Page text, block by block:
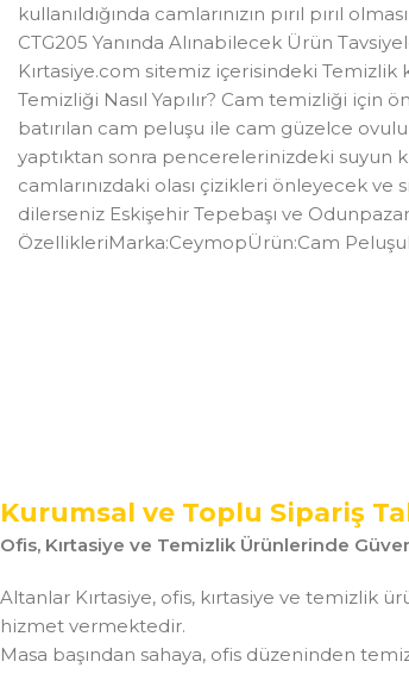
kullanıldığında camlarınızın pırıl pırıl
CTG205 Yanında Alınabilecek Ürün
Kırtasiye.com sitemiz içerisindeki Temizlik
Temizliği Nasıl Yapılır? Cam temizliği için
batırılan cam peluşu ile cam güzelce
yaptıktan sonra pencerelerinizdeki suyun
camlarınızdaki olası çizikleri önleyecek
dilerseniz Eskişehir Tepebaşı ve
ÖzellikleriMarka:CeymopÜrün:Cam
Kurumsal ve Toplu Sipariş
Ofis, Kırtasiye ve Temizlik Ürünlerinde
Altanlar Kırtasiye, ofis, kırtasiye ve temizlik
hizmet vermektedir.
Masa başından sahaya, ofis düzeninden